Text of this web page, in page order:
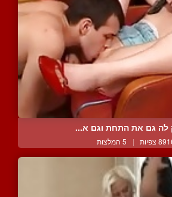
לה גם את התחת וגם א...
צפיות | 5 המלצות